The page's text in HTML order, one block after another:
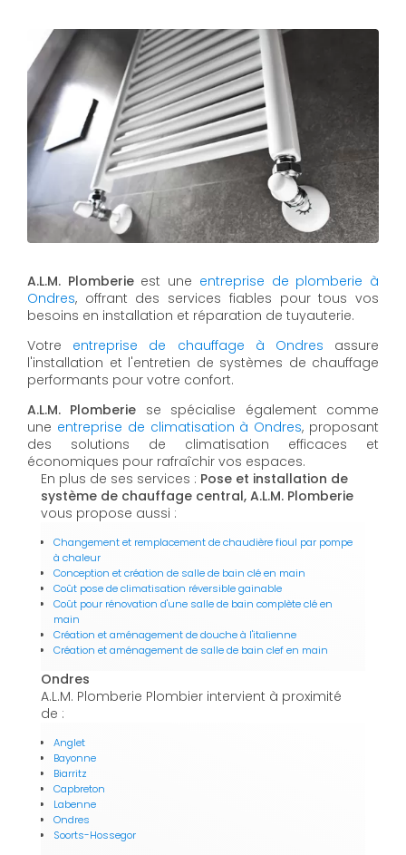
A.L.M. Plomberieest une entreprise de plomberie à
Ondres, offrant des services fiables pour tous vos
besoins en installation et réparation de tuyauterie.
Votre entreprise de chauffage à Ondres assure
l'installation et l'entretien de systèmes de chauffage
performants pour votre confort.
A.L.M. Plomberie se spécialise également comme
une entreprise de climatisation à Ondres, proposant
des solutions de climatisation efficaces et
économiques pour rafraîchir vos espaces.
En plus de ses services : Pose et installation de
système de chauffage central, A.L.M. Plomberie
vous propose aussi :
Changement et remplacement de chaudière fioul par pompe
à chaleur
Conception et création de salle de bain clé en main
Coût pose de climatisation réversible gainable
Coût pour rénovation d'une salle de bain complète clé en
main
Création et aménagement de douche à l'italienne
Création et aménagement de salle de bain clef en main
Ondres
A.L.M. Plomberie Plombier intervient à proximité
de :
Anglet
Bayonne
Biarritz
Capbreton
Labenne
Ondres
Soorts-Hossegor